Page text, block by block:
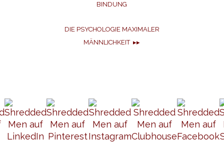
BINDUNG
DIE PSYCHOLOGIE MAXIMALER
MÄNNLICHKEIT ▸▸